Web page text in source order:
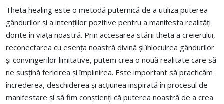
Theta healing este o metodă puternică de a utiliza puterea
gândurilor și a intențiilor pozitive pentru a manifesta realități
dorite în viața noastră. Prin accesarea stării theta a creierului,
reconectarea cu esența noastră divină și înlocuirea gândurilor
și convingerilor limitative, putem crea o nouă realitate care să
ne susțină fericirea și împlinirea. Este important să practicăm
încrederea, deschiderea și acțiunea inspirată în procesul de
manifestare și să fim conștienți că puterea noastră de a crea